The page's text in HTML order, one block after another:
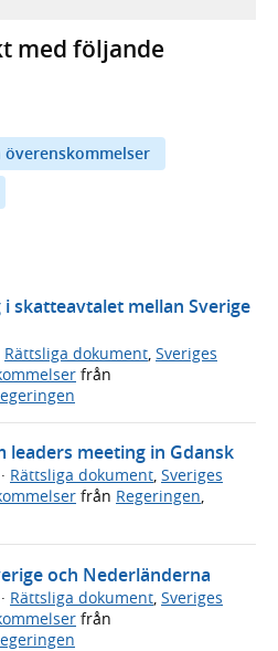
med följande
skatteavtalet mellan Sverige
Rättsliga dokument Sveriges
från
leaders meeting in Gdansk
· Rättsliga dokument, Sveriges
från Regeringen,
och Nederländerna
· Rättsliga dokument, Sveriges
från